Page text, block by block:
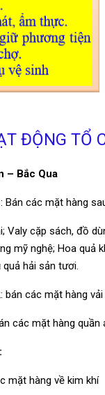
ĐỘNG TỔ
– Bắc Qua
: Bán các mặt hàng
Valy cặp sách, đồ
mỹ nghệ; Hoa quả
hải sản tươi.
bán các mặt hàng
các mặt hàng quần
mặt hàng về kim khí